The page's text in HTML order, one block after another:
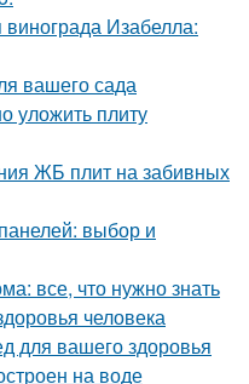
Изабелла:
вашего сада
уложить плиту
ЖБ плит на забивных
выбор и
все, что нужно знать
человека
для вашего здоровья
на воде